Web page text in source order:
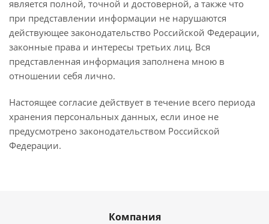
является полной, точной и достоверной, а также что
при представлении информации не нарушаются
действующее законодательство Российской Федерации,
законные права и интересы третьих лиц. Вся
представленная информация заполнена мною в
отношении себя лично.
Настоящее согласие действует в течение всего периода
хранения персональных данных, если иное не
предусмотрено законодательством Российской
Федерации.
Компания